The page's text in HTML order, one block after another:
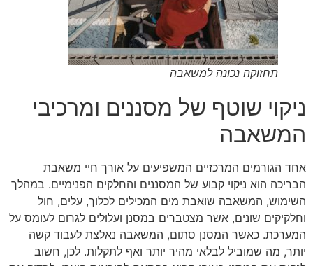
תחזוקה נכונה למשאבה
ניקוי שוטף של מסננים ומרכיבי
המשאבה
אחד הגורמים המרכזיים המשפיעים על אורך חיי משאבת
הבריכה הוא ניקוי קבוע של המסננים והחלקים הפנימיים. במהלך
השימוש, המשאבה שואבת מים המכילים לכלוך, עלים, חול
וחלקיקים שונים, אשר מצטברים במסנן ועלולים לגרום לעומס על
המערכת. כאשר המסנן סתום, המשאבה נאלצת לעבוד קשה
יותר, מה שמוביל לבלאי מהיר יותר ואף לתקלות. לכן, חשוב